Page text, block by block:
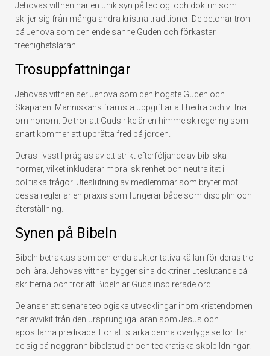
Jehovas vittnen har en unik syn på teologi och doktrin som
skiljer sig från många andra kristna traditioner. De betonar tron
på Jehova som den ende sanne Guden och förkastar
treenighetsläran.
Trosuppfattningar
Jehovas vittnen ser Jehova som den högste Guden och
Skaparen. Människans främsta uppgift är att hedra och vittna
om honom. De tror att Guds rike är en himmelsk regering som
snart kommer att upprätta fred på jorden.
Deras livsstil präglas av ett strikt efterföljande av bibliska
normer, vilket inkluderar moralisk renhet och neutralitet i
politiska frågor. Uteslutning av medlemmar som bryter mot
dessa regler är en praxis som fungerar både som disciplin och
återställning.
Synen på Bibeln
Bibeln betraktas som den enda auktoritativa källan för deras tro
och lära. Jehovas vittnen bygger sina doktriner uteslutande på
skrifterna och tror att Bibeln är Guds inspirerade ord.
De anser att senare teologiska utvecklingar inom kristendomen
har avvikit från den ursprungliga läran som Jesus och
apostlarna predikade. För att stärka denna övertygelse förlitar
de sig på noggrann bibelstudier och teokratiska skolbildningar.